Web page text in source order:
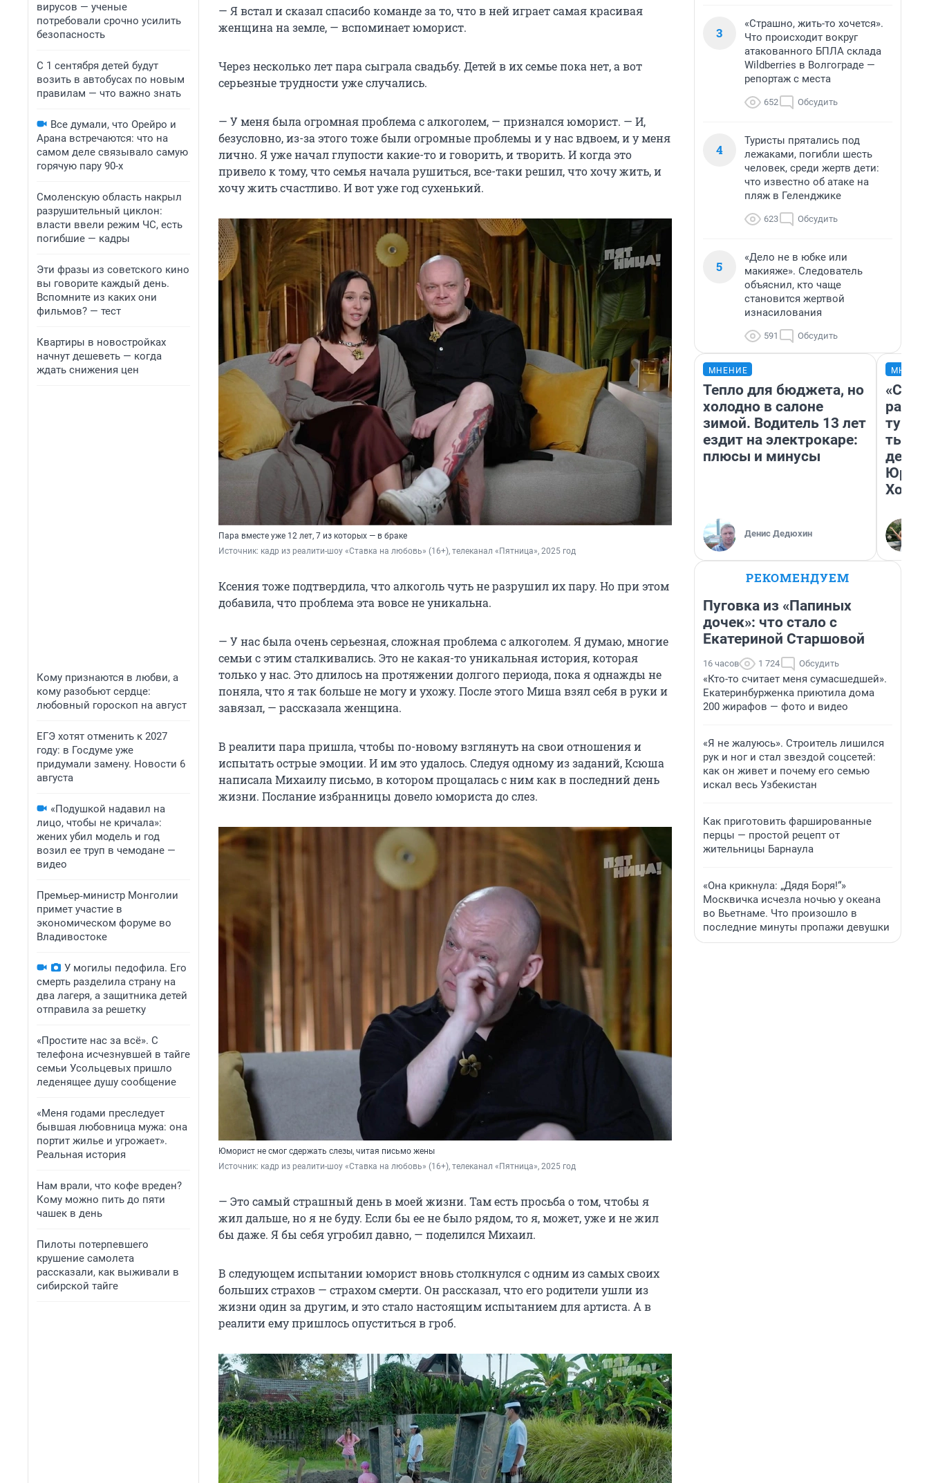
вирусов — ученые
потребовали срочно усилить
безопасность
С 1 сентября детей будут
возить в автобусах по новым
правилам — что важно знать
Все думали, что Орейро и
Арана встречаются: что на
самом деле связывало самую
горячую пару 90-х
Смоленскую область накрыл
разрушительный циклон:
власти ввели режим ЧС, есть
погибшие — кадры
Эти фразы из советского кино
вы говорите каждый день.
Вспомните из каких они
фильмов? — тест
Квартиры в новостройках
начнут дешеветь — когда
ждать снижения цен
Кому признаются в любви, а
кому разобьют сердце:
любовный гороскоп на август
ЕГЭ хотят отменить к 2027
году: в Госдуме уже
придумали замену. Новости 6
августа
«Подушкой надавил на
лицо, чтобы не кричала»:
жених убил модель и год
возил ее труп в чемодане —
видео
Премьер‑министр Монголии
примет участие в
экономическом форуме во
Владивостоке
У могилы педофила. Его
смерть разделила страну на
два лагеря, а защитника детей
отправила за решетку
«Простите нас за всё». С
телефона исчезнувшей в тайге
семьи Усольцевых пришло
леденящее душу сообщение
«Меня годами преследует
бывшая любовница мужа: она
портит жилье и угрожает».
Реальная история
Нам врали, что кофе вреден?
Кому можно пить до пяти
чашек в день
Пилоты потерпевшего
крушение самолета
рассказали, как выживали в
сибирской тайге
— Я встал и сказал спасибо команде за то, что в ней играет самая красивая
женщина на земле, — вспоминает юморист.
Через несколько лет пара сыграла свадьбу. Детей в их семье пока нет, а вот
серьезные трудности уже случались.
— У меня была огромная проблема с алкоголем, — признался юморист. — И,
безусловно, из-за этого тоже были огромные проблемы и у нас вдвоем, и у меня
лично. Я уже начал глупости какие-то и говорить, и творить. И когда это
привело к тому, что семья начала рушиться, все-таки решил, что хочу жить, и
хочу жить счастливо. И вот уже год сухенький.
Пара вместе уже 12 лет, 7 из которых — в браке
Источник: кадр из реалити-шоу «Ставка на любовь» (16+), телеканал «Пятница», 2025 год
Ксения тоже подтвердила, что алкоголь чуть не разрушил их пару. Но при этом
добавила, что проблема эта вовсе не уникальна.
— У нас была очень серьезная, сложная проблема с алкоголем. Я думаю, многие
семьи с этим сталкивались. Это не какая-то уникальная история, которая
только у нас. Это длилось на протяжении долгого периода, пока я однажды не
поняла, что я так больше не могу и ухожу. После этого Миша взял себя в руки и
завязал, — рассказала женщина.
В реалити пара пришла, чтобы по-новому взглянуть на свои отношения и
испытать острые эмоции. И им это удалось. Следуя одному из заданий, Ксюша
написала Михаилу письмо, в котором прощалась с ним как в последний день
жизни. Послание избранницы довело юмориста до слез.
Юморист не смог сдержать слезы, читая письмо жены
Источник: кадр из реалити-шоу «Ставка на любовь» (16+), телеканал «Пятница», 2025 год
— Это самый страшный день в моей жизни. Там есть просьба о том, чтобы я
жил дальше, но я не буду. Если бы ее не было рядом, то я, может, уже и не жил
бы даже. Я бы себя угробил давно, — поделился Михаил.
В следующем испытании юморист вновь столкнулся с одним из самых своих
больших страхов — страхом смерти. Он рассказал, что его родители ушли из
жизни один за другим, и это стало настоящим испытанием для артиста. А в
реалити ему пришлось опуститься в гроб.
3
«Страшно, жить-то хочется».
Что происходит вокруг
атакованного БПЛА склада
Wildberries в Волгограде —
репортаж с места
652 Обсудить
4
Туристы прятались под
лежаками, погибли шесть
человек, среди жертв дети:
что известно об атаке на
пляж в Геленджике
623 Обсудить
5
«Дело не в юбке или
макияже». Следователь
объяснил, кто чаще
становится жертвой
изнасилования
591 Обсудить
МНЕНИЕ
Тепло для бюджета, но
холодно в салоне
зимой. Водитель 13 лет
ездит на электрокаре:
плюсы и минусы
Денис Дедюхин
день
РЕКОМЕНДУЕМ
Пуговка из «Папиных
дочек»: что стало с
Екатериной Старшовой
16 часов 1 724 Обсудить
«Кто-то считает меня сумасшедшей».
Екатеринбурженка приютила дома
200 жирафов — фото и видео
«Я не жалуюсь». Строитель лишился
рук и ног и стал звездой соцсетей:
как он живет и почему его семью
искал весь Узбекистан
Как приготовить фаршированные
перцы — простой рецепт от
жительницы Барнаула
«Она крикнула: „Дядя Боря!“»
Москвичка исчезла ночью у океана
во Вьетнаме. Что произошло в
последние минуты пропажи девушки